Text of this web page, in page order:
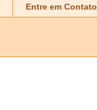
Entre em Contato